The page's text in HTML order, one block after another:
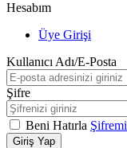
Hesabım
Üye Girişi
Kullanıcı Adı/E-Posta
Şifre
Beni Hatırla
Giriş Yap